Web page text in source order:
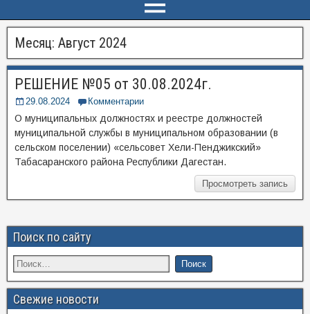
Месяц: Август 2024
РЕШЕНИЕ №05 от 30.08.2024г.
29.08.2024 Комментарии
О муниципальных должностях и реестре должностей
муниципальной службы в муниципальном образовании (в
сельском поселении) «сельсовет Хели-Пенджикский»
Табасаранского района Республики Дагестан.
Просмотреть запись
Поиск по сайту
Свежие новости